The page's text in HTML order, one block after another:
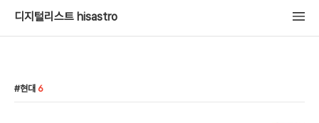
디지털리스트 hisastro
현대 6